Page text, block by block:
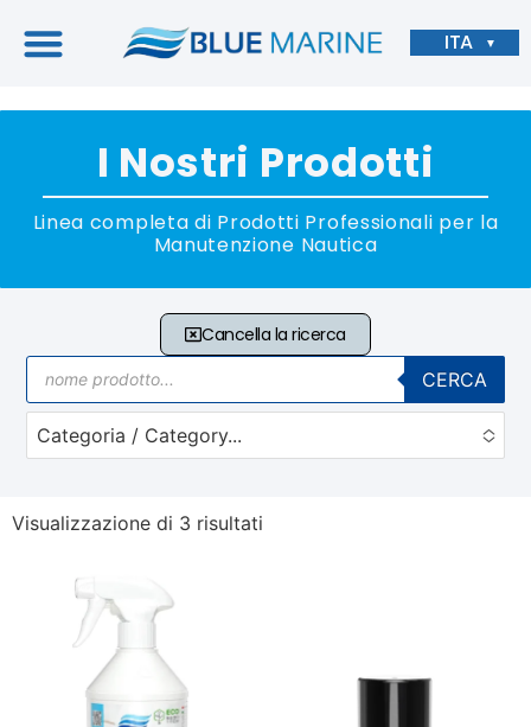
ITA ▼
I Nostri Prodotti
Linea completa di Prodotti Professionali per la
Manutenzione Nautica
Cancella la ricerca
CERCA
Categoria / Category...
Visualizzazione di 3 risultati